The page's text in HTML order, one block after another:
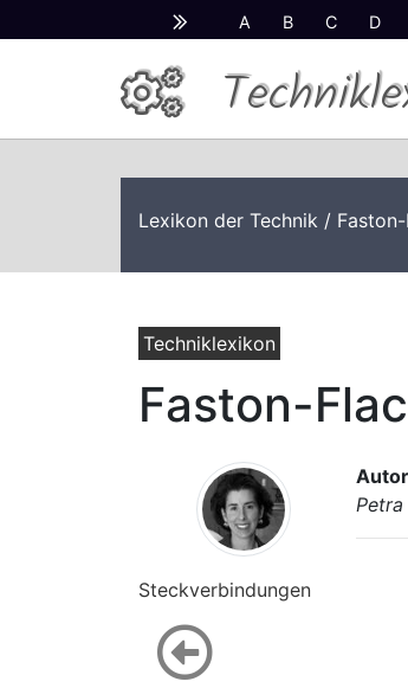
A B C D
Lexikon der Technik /
Techniklexikon
Faston-
Steckverbindungen